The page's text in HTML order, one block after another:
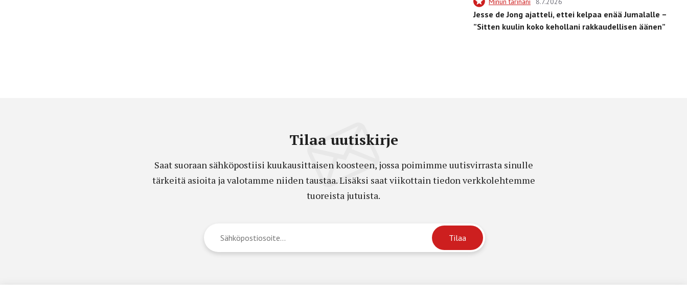
Jesse de Jong ajatteli, ettei kelpaa enää Jumalalle –
”Sitten kuulin koko kehollani rakkaudellisen äänen”
Tilaa uutiskirje
Saat suoraan sähköpostiisi kuukausittaisen koosteen, jossa poimimme uutisvirrasta sinulle
tärkeitä asioita ja valotamme niiden taustaa. Lisäksi saat viikottain tiedon verkkolehtemme
tuoreista jutuista.